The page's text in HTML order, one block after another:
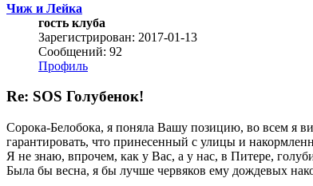
Чиж и Лейка
гость клуба
Зарегистрирован: 2017-01-13
Сообщений: 92
Профиль
Re: SOS Голубенок!
Сорока-Белобока, я поняла Вашу позицию, во всем я
гарантировать, что принесенный с улицы и
Я не знаю, впрочем, как у Вас, а у нас, в Питере,
Была бы весна, я бы лучше червяков ему дождевых